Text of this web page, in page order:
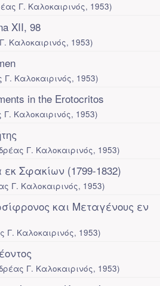
Γ. Καλοκαιρινός, 1953)
XII, 98
Καλοκαιρινός, 1953)
Γ. Καλοκαιρινός, 1953)
in the Erotocritos
Γ. Καλοκαιρινός, 1953)
Γ. Καλοκαιρινός, 1953)
Σφακίων (1799-1832)
Γ. Καλοκαιρινός, 1953)
και Μεταγένους εν
Γ. Καλοκαιρινός, 1953)
Γ. Καλοκαιρινός, 1953)